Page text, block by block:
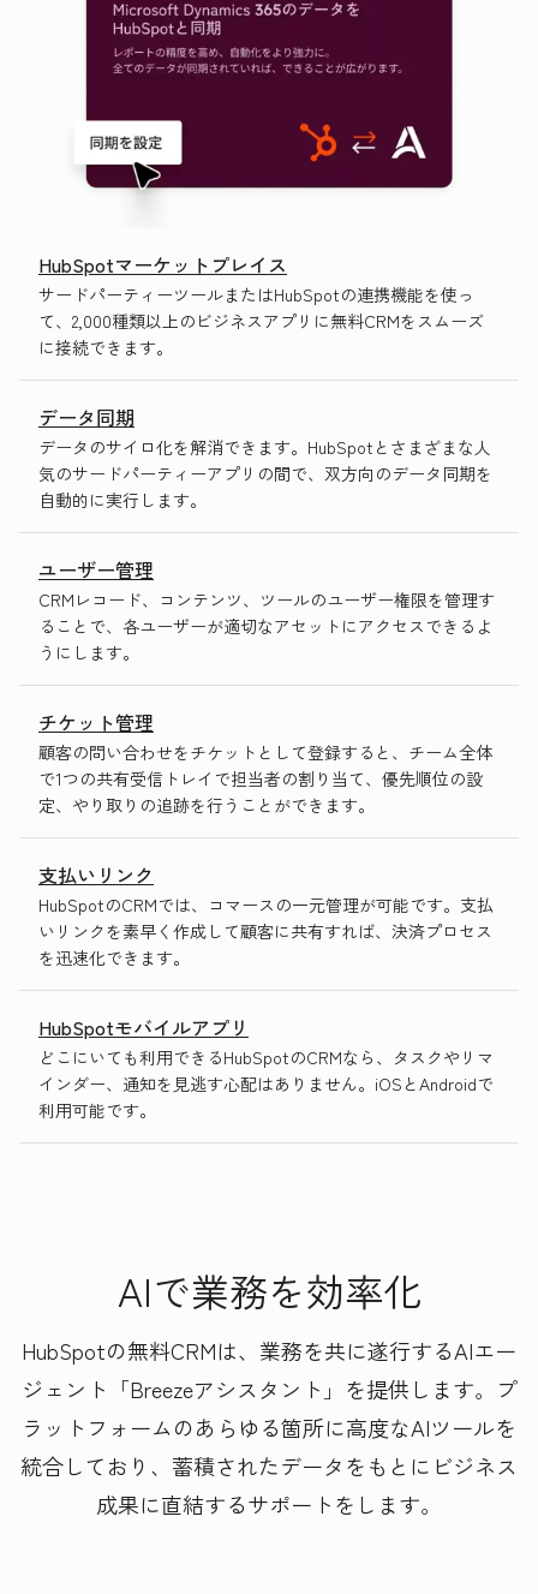
HubSpotマーケットプレイス
サードパーティーツールまたはHubSpotの連携機能を使っ
て、2,000種類以上のビジネスアプリに無料CRMをスムーズ
に接続できます。
データ同期
データのサイロ化を解消できます。HubSpotとさまざまな人
気のサードパーティーアプリの間で、双方向のデータ同期を
自動的に実行します。
ユーザー管理
CRMレコード、コンテンツ、ツールのユーザー権限を管理す
ることで、各ユーザーが適切なアセットにアクセスできるよ
うにします。
チケット管理
顧客の問い合わせをチケットとして登録すると、チーム全体
で1つの共有受信トレイで担当者の割り当て、優先順位の設
定、やり取りの追跡を行うことができます。
支払いリンク
HubSpotのCRMでは、コマースの一元管理が可能です。支払
いリンクを素早く作成して顧客に共有すれば、決済プロセス
を迅速化できます。
HubSpotモバイルアプリ
どこにいても利用できるHubSpotのCRMなら、タスクやリマ
インダー、通知を見逃す心配はありません。iOSとAndroidで
利用可能です。
AIで業務を効率化
HubSpotの無料CRMは、業務を共に遂行するAIエー
ジェント「Breezeアシスタント」を提供します。プ
ラットフォームのあらゆる箇所に高度なAIツールを
統合しており、蓄積されたデータをもとにビジネス
成果に直結するサポートをします。